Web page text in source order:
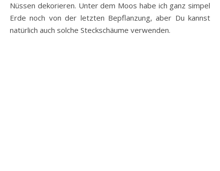
Nüssen dekorieren. Unter dem Moos habe ich ganz simpel
Erde noch von der letzten Bepflanzung, aber Du kannst
natürlich auch solche Steckschäume verwenden.